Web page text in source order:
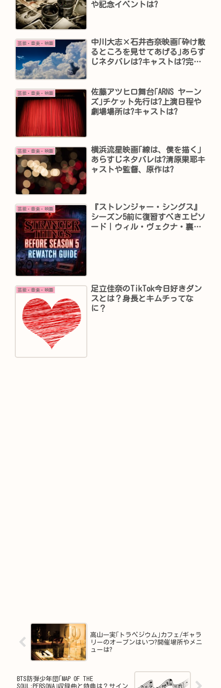
や記念イベントは?
芸能・音楽・映画
中川大志×石井杏奈映画｢砕け散
るところを見せてあげる｣あらす
じネタバレは?キャストは?完成
芸能・音楽・映画
佐藤アツヒロ舞台｢ARNS ヤーン
ズ｣チケット先行は?上演日程や
劇場場所は?キャストは?
芸能・音楽・映画
横浜流星映画｢線は、僕を描く｣
あらすじネタバレは?清原果耶キ
ャストや監督、原作は?
芸能・音楽・映画
『ストレンジャー・シングス』
シーズン5前に復習すべきエピソ
ード｜ウィル・ヴェクナ・裏側
芸能・音楽・映画
足立佳奈のTikTok今日好きダン
スとは？身長とキムチってな
に？
高山一実｢トラペジウム｣カフェ/ギャラ
リーのオープンはいつ?開催場所やメニ
ューは?
BTS防弾少年団｢MAP OF THE
SOUL:PERSONA｣収録曲と特典は？サイン